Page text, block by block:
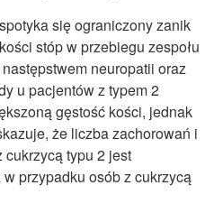
się ograniczony zanik
stóp w przebiegu zespołu
neuropatii oraz
u pacjentów z typem 2
gęstość kości, jednak
że liczba zachorowań i
cukrzycą typu 2 jest
przypadku osób z cukrzycą